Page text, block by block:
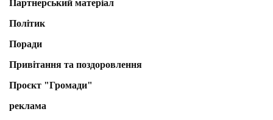
Партнерський матеріал
Політик
Поради
Привітання та поздоровлення
Проєкт "Громади"
реклама